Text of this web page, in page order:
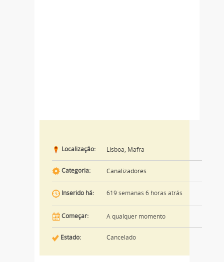
Localização: Lisboa, Mafra
Categoria: Canalizadores
Inserido há: 619 semanas 6 horas atrás
Começar: A qualquer momento
Estado: Cancelado